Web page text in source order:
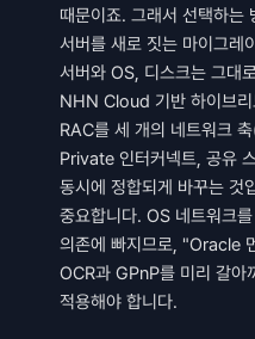
때문이죠. 그래서 선택하는
서버를 새로 짓는 마이그레
서버와 OS, 디스크는 그대
NHN Cloud 기반 하이브리
RAC를 세 개의 네트워크
Private 인터커넥트, 공유
동시에 정합되게 바꾸는 것
중요합니다. OS 네트워크
의존에 빠지므로, "Oracle
OCR과 GPnP를 미리 갈아
적용해야 합니다.